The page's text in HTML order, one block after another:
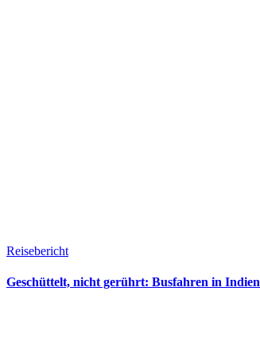
Reisebericht
Geschüttelt, nicht gerührt: Busfahren in Indien